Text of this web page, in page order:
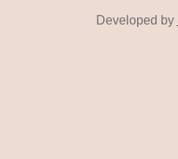
Developed by